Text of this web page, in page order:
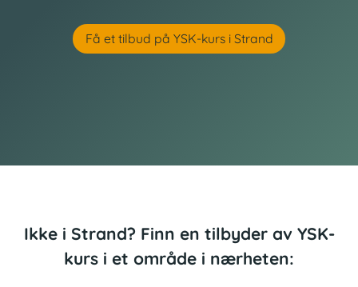
Få et tilbud på YSK-kurs i Strand
Ikke i Strand? Finn en tilbyder av YSK-
kurs i et område i nærheten: